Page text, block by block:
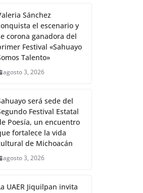
Sánchez
el escenario y
corona ganadora del
Festival «Sahuayo
Talento»
agosto 3, 2026
será sede del
Festival Estatal
Poesía, un encuentro
fortalece la vida
de Michoacán
agosto 3, 2026
UAER Jiquilpan invita